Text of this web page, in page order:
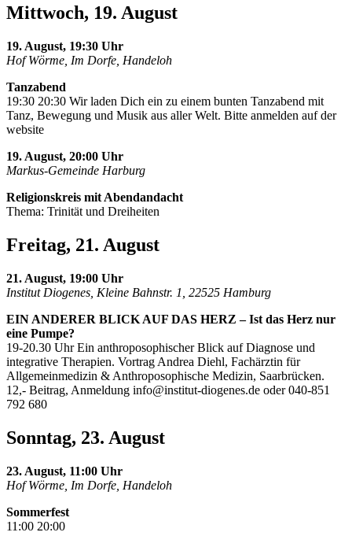
Mittwoch, 19. August
19. August, 19:30 Uhr
Hof Wörme, Im Dorfe, Handeloh
Tanzabend
19:30 20:30 Wir laden Dich ein zu einem bunten Tanzabend mit
Tanz, Bewegung und Musik aus aller Welt. Bitte anmelden auf der
website
19. August, 20:00 Uhr
Markus-Gemeinde Harburg
Religionskreis mit Abendandacht
Thema: Trinität und Dreiheiten
Freitag, 21. August
21. August, 19:00 Uhr
Institut Diogenes, Kleine Bahnstr. 1, 22525 Hamburg
EIN ANDERER BLICK AUF DAS HERZ – Ist das Herz nur
eine Pumpe?
19-20.30 Uhr Ein anthroposophischer Blick auf Diagnose und
integrative Therapien. Vortrag Andrea Diehl, Fachärztin für
Allgemeinmedizin & Anthroposophische Medizin, Saarbrücken.
12,- Beitrag, Anmeldung info@institut-diogenes.de oder 040-851
792 680
Sonntag, 23. August
23. August, 11:00 Uhr
Hof Wörme, Im Dorfe, Handeloh
Sommerfest
11:00 20:00